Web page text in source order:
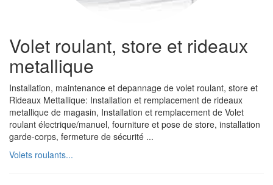
Volet roulant, store et rideaux
metallique
Installation, maintenance et depannage de volet roulant, store et
Rideaux Mettallique: Installation et remplacement de rideaux
metallique de magasin, Installation et remplacement de Volet
roulant électrique/manuel, fourniture et pose de store, installation
garde-corps, fermeture de sécurité ...
Volets roulants...